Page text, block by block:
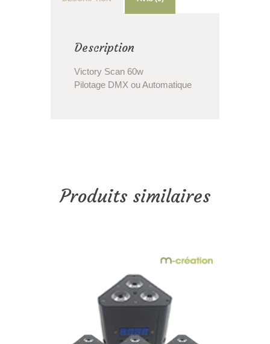
Description
Victory Scan 60w
Pilotage DMX ou Automatique
Produits similaires